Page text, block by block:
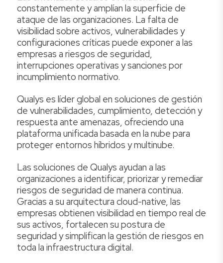
constantemente y amplían la superficie de
ataque de las organizaciones. La falta de
visibilidad sobre activos, vulnerabilidades y
configuraciones críticas puede exponer a las
empresas a riesgos de seguridad,
interrupciones operativas y sanciones por
incumplimiento normativo.
Qualys es líder global en soluciones de gestión
de vulnerabilidades, cumplimiento, detección y
respuesta ante amenazas, ofreciendo una
plataforma unificada basada en la nube para
proteger entornos híbridos y multinube.
Las soluciones de Qualys ayudan a las
organizaciones a identificar, priorizar y remediar
riesgos de seguridad de manera continua.
Gracias a su arquitectura cloud-native, las
empresas obtienen visibilidad en tiempo real de
sus activos, fortalecen su postura de
seguridad y simplifican la gestión de riesgos en
toda la infraestructura digital.